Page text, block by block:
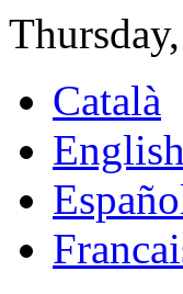
Català
English